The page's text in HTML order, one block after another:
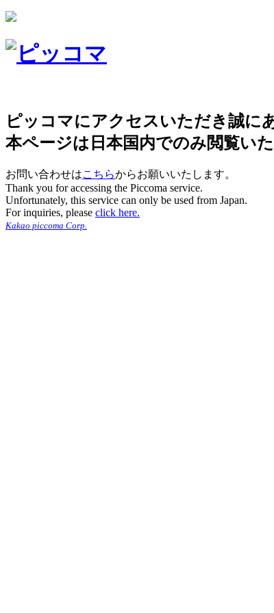
ピッコマにアクセスいただき誠に
本ページは日本国内でのみ閲覧いた
お問い合わせはこちらからお願いいたします。
Thank you for accessing the Piccoma service.
Unfortunately, this service can only be used from Japan.
For inquiries, please click here.
Kakao piccoma Corp.